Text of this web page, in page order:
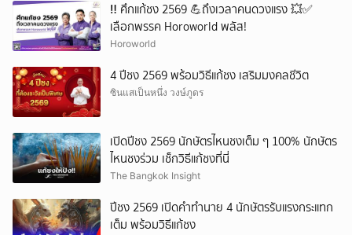
‼ ศึกแก้ชง 2569 💪ถึงเวลาคนดวงแรง 💥✅
เลือกพรรค Horoworld พลัส!
Horoworld
4 ปีชง 2569 พร้อมวิธีแก้ชง เสริมมงคลชีวิต
ซินแสเป็นหนึ่ง วงษ์ภูดร
เปิดปีชง 2569 นักษัตรไหนชงเต็ม ๆ 100% นักษัตร
ไหนชงร่วม เช็กวิธีแก้ชงที่นี่
The Bangkok Insight
ปีชง 2569 เปิดคำทำนาย 4 นักษัตรรับแรงกระแทก
เต็ม พร้อมวิธีแก้ชง